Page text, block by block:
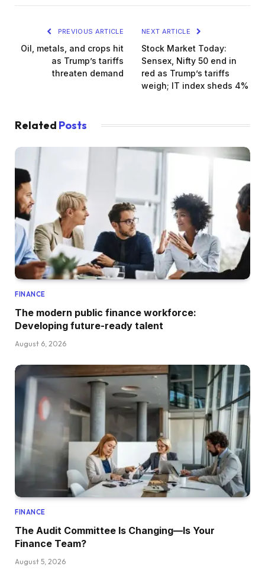
PREVIOUS ARTICLE
Oil, metals, and crops hit
as Trump’s tariffs
threaten demand
NEXT ARTICLE
Stock Market Today:
Sensex, Nifty 50 end in
red as Trump’s tariffs
weigh; IT index sheds 4%
Related Posts
FINANCE
The modern public finance workforce:
Developing future-ready talent
August 6, 2026
FINANCE
The Audit Committee Is Changing—Is Your
Finance Team?
August 5, 2026